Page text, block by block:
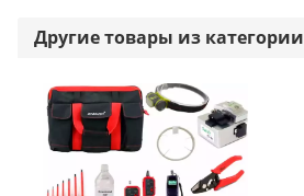
Другие товары из категории